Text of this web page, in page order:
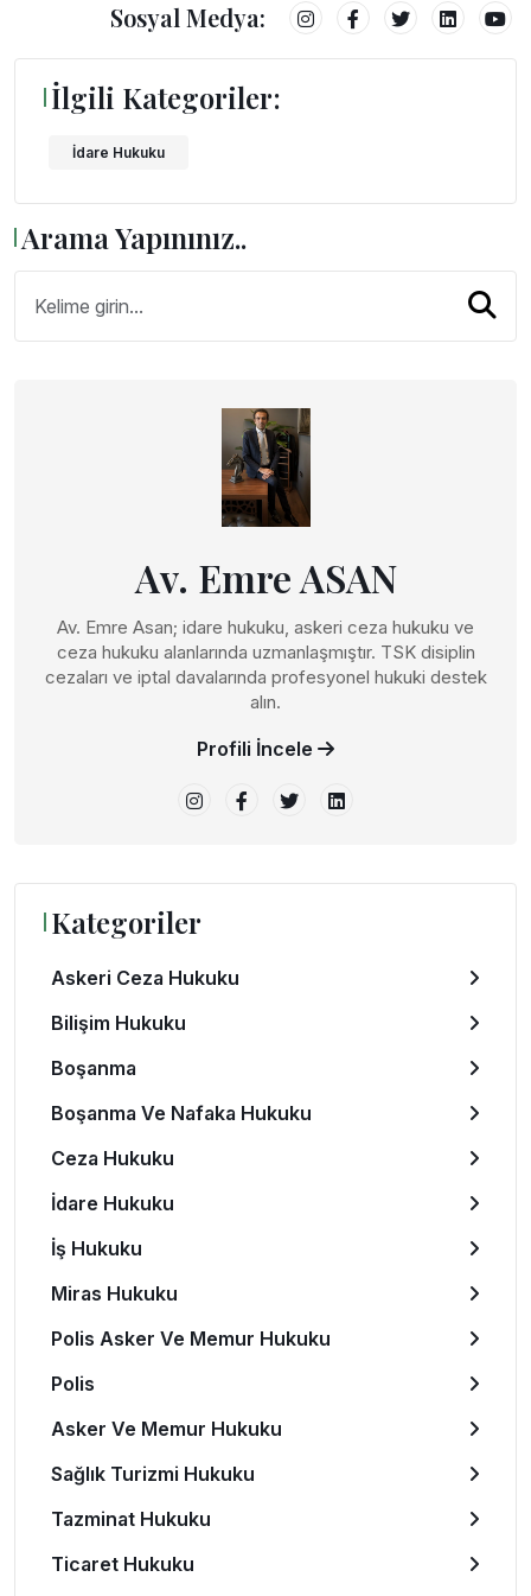
Sosyal Medya:
İlgili Kategoriler:
İdare Hukuku
Arama Yapınınız..
Av. Emre ASAN
Av. Emre Asan; idare hukuku, askeri ceza hukuku ve
ceza hukuku alanlarında uzmanlaşmıştır. TSK disiplin
cezaları ve iptal davalarında profesyonel hukuki destek
alın.
Profili İncele
Kategoriler
Askeri Ceza Hukuku
Bilişim Hukuku
Boşanma
Boşanma Ve Nafaka Hukuku
Ceza Hukuku
İdare Hukuku
İş Hukuku
Miras Hukuku
Polis Asker Ve Memur Hukuku
Polis
Asker Ve Memur Hukuku
Sağlık Turizmi Hukuku
Tazminat Hukuku
Ticaret Hukuku